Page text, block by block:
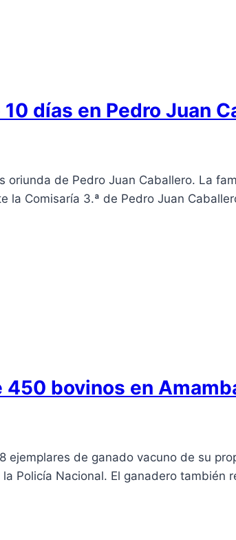
días en Pedro Juan
de Pedro Juan Caballero. La
Comisaría 3.ª de Pedro Juan
bovinos en
de ganado vacuno de su
Policía Nacional. El ganadero también